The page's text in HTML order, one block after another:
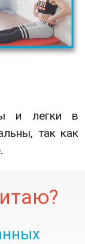
и легки в
так как